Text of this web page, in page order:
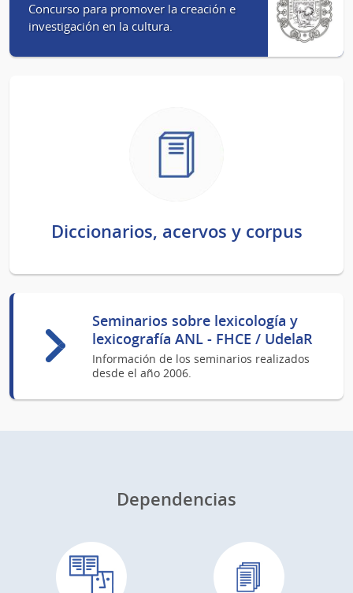
Concurso para promover la creación e
investigación en la cultura.
Diccionarios, acervos y corpus
Seminarios sobre lexicología y
lexicografía ANL - FHCE / UdelaR
Información de los seminarios realizados
desde el año 2006.
Dependencias